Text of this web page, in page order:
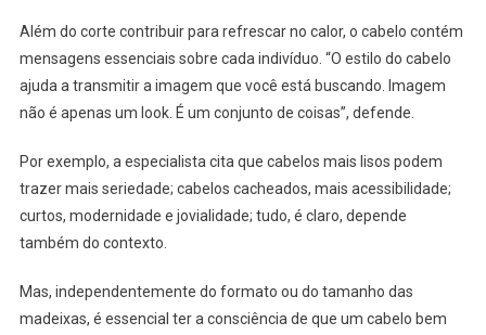
Além do corte contribuir para refrescar no calor, o cabelo contém
mensagens essenciais sobre cada indivíduo. “O estilo do cabelo
ajuda a transmitir a imagem que você está buscando. Imagem
não é apenas um look. É um conjunto de coisas”, defende.
Por exemplo, a especialista cita que cabelos mais lisos podem
trazer mais seriedade; cabelos cacheados, mais acessibilidade;
curtos, modernidade e jovialidade; tudo, é claro, depende
também do contexto.
Mas, independentemente do formato ou do tamanho das
madeixas, é essencial ter a consciência de que um cabelo bem